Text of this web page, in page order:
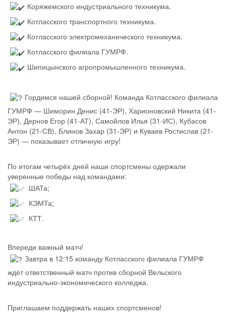
Коряжемского индустриального техникума.
Котласского транспортного техникума.
Котласского электромеханического техникума.
Котласского филиала ГУМРФ.
Шипицынского агропромышленного техникума.
Гордимся нашей сборной! Команда Котласского филиала
ГУМРФ — Шиморин Денис (41-ЭР), Харионовский Никита (41-
ЭР), Дернов Егор (41-АТ), Самойлов Илья (31-ИС), Кубасов
Антон (21-СВ), Блинов Захар (31-ЭР) и Куваев Ростислав (21-
ЭР) — показывает отличную игру!
По итогам четырёх дней наши спортсмены одержали
уверенные победы над командами:
ШАТа;
КЭМТа;
КТТ.
Впереди важный матч!
Завтра в 12:15 команду Котласского филиала ГУМРФ
ждёт ответственный матч против сборной Вельского
индустриально-экономического колледжа.
Приглашаем поддержать наших спортсменов!